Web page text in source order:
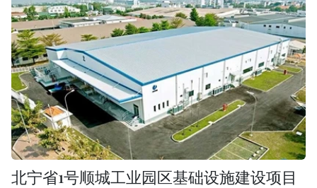
北宁省1号顺城工业园区基础设施建设项目